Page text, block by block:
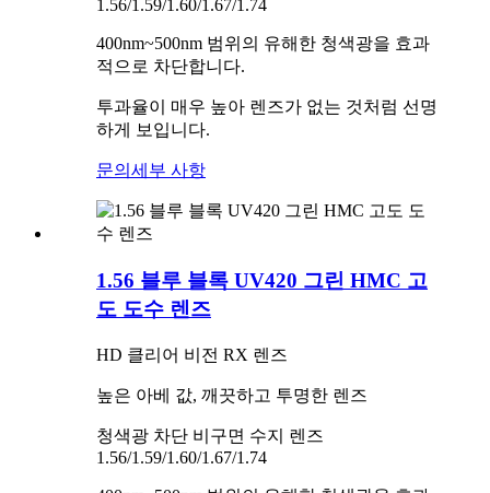
1.56/1.59/1.60/1.67/1.74
400nm~500nm 범위의 유해한 청색광을 효과
적으로 차단합니다.
투과율이 매우 높아 렌즈가 없는 것처럼 선명
하게 보입니다.
문의 세부 사항
1.56 블루 블록 UV420 그린 HMC 고
도 도수 렌즈
HD 클리어 비전 RX 렌즈
높은 아베 값, 깨끗하고 투명한 렌즈
청색광 차단 비구면 수지 렌즈
1.56/1.59/1.60/1.67/1.74